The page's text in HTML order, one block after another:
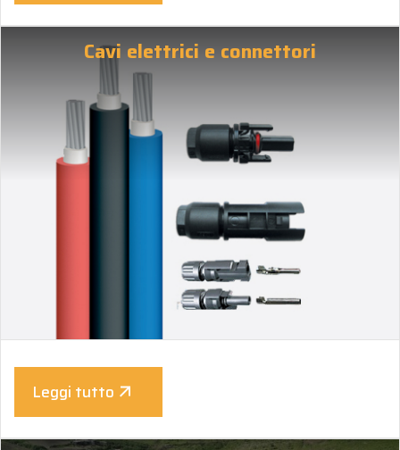
Cavi elettrici e connettori
Leggi tutto